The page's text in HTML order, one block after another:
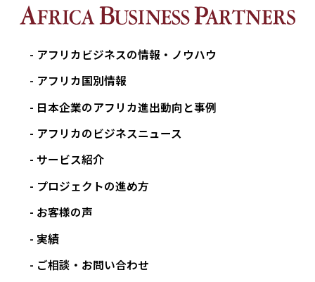
アフリカビジネスの情報・ノウハウ
アフリカ国別情報
日本企業のアフリカ進出動向と事例
アフリカのビジネスニュース
サービス紹介
プロジェクトの進め方
お客様の声
実績
ご相談・お問い合わせ